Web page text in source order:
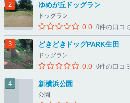
ゆめが丘ドッグラン
ドッグラン
0.0 0件の口コミ
どきどきドッグPARK生田
ドッグラン
0.0 0件の口コミ
新横浜公園
公園